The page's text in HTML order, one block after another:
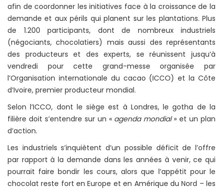
afin de coordonner les initiatives face à la croissance de la
demande et aux périls qui planent sur les plantations. Plus
de 1.200 participants, dont de nombreux industriels
(négociants, chocolatiers) mais aussi des représentants
des producteurs et des experts, se réunissent jusqu’à
vendredi pour cette grand-messe organisée par
l’Organisation internationale du cacao (ICCO) et la Côte
d’Ivoire, premier producteur mondial.
Selon l’ICCO, dont le siège est à Londres, le gotha de la
filière doit s’entendre sur un « agenda mondial» et un plan
d’action.
Les industriels s’inquiètent d’un possible déficit de l’offre
par rapport à la demande dans les années à venir, ce qui
pourrait faire bondir les cours, alors que l’appétit pour le
chocolat reste fort en Europe et en Amérique du Nord – les